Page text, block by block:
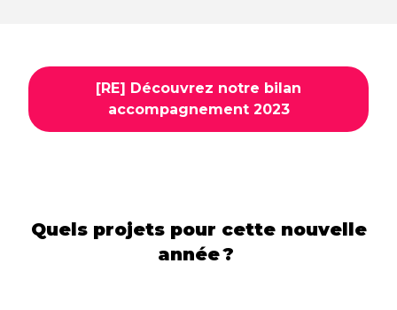
[RE] Découvrez notre bilan
accompagnement 2023
Quels projets pour cette nouvelle
année ?